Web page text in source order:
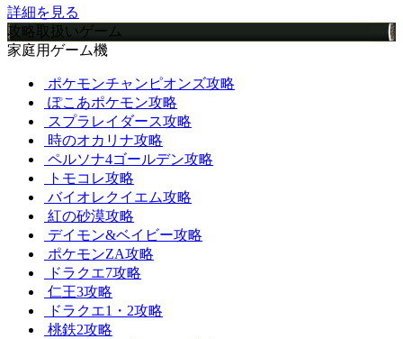
詳細を見る
攻略取扱いゲーム
家庭用ゲーム機
ポケモンチャンピオンズ攻略
ぽこあポケモン攻略
スプラレイダース攻略
時のオカリナ攻略
ペルソナ4ゴールデン攻略
トモコレ攻略
バイオレクイエム攻略
紅の砂漠攻略
デイモン&ベイビー攻略
ポケモンZA攻略
ドラクエ7攻略
仁王3攻略
ドラクエ1・2攻略
桃鉄2攻略